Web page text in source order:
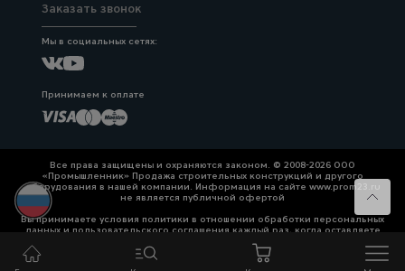
Заказать звонок
Мы в социальных сетях:
Принимаем к оплате
Все права защищены и охраняются законом. © 2008-2026 ООО
«Промышленник» Продажа строительных конструкций и другого
оборудования в нашей компании. Информация на сайте www.prom23.ru
не является публичной офертой
Вы принимаете условия политики в отношении обработки персональных
данных и пользовательского соглашения каждый раз, когда оставляете
свои данные в любой форме обратной связи на сайте prom23.ru и его